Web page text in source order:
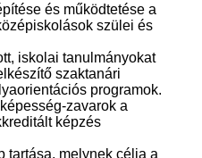
és működtetése a
szülei és
iskolai tanulmányokat
szaktanári
programok.
zavarok a
képzés
tartása, melynek célja a